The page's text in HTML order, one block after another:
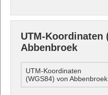
UTM-Koordinaten
Abbenbroek
UTM-Koordinaten
(WGS84) von Abbenbroek